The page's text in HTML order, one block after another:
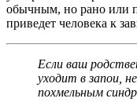
обычным, но рано или
приведет человека к
Если ваш
уходит в запои,
похмельным